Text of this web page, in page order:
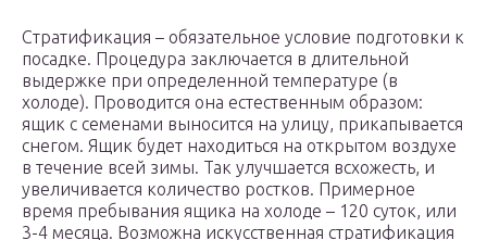
Стратификация – обязательное условие подготовки к
посадке. Процедура заключается в длительной
выдержке при определенной температуре (в
холоде). Проводится она естественным образом:
ящик с семенами выносится на улицу, прикапывается
снегом. Ящик будет находиться на открытом воздухе
в течение всей зимы. Так улучшается всхожесть, и
увеличивается количество ростков. Примерное
время пребывания ящика на холоде – 120 суток, или
3-4 месяца. Возможна искусственная стратификация